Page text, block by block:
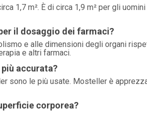
1,7 m². È di circa 1,9 m² per gli
il dosaggio dei farmaci?
e alle dimensioni degli organi
e altri farmaci.
accurata?
sono le più usate. Mosteller è
corporea?